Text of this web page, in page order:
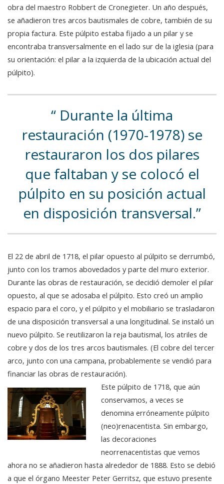
obra del maestro Robbert de Cronegieter. Un año después,
se añadieron tres arcos bautismales de cobre, también de su
propia factura. Este púlpito estaba fijado a un pilar y se
encontraba transversalmente en el lado sur de la iglesia (para
su orientación: el pilar a la izquierda de la ubicación actual del
púlpito).
Durante la última
restauración (1970-1978) se
restauraron los dos pilares
que faltaban y se colocó el
púlpito en su posición actual
en disposición transversal.
El 22 de abril de 1718, el pilar opuesto al púlpito se derrumbó,
junto con los tramos abovedados y parte del muro exterior.
Durante las obras de restauración, se decidió demoler el pilar
opuesto, al que se adosaba el púlpito. Esto creó un amplio
espacio para el coro, y el púlpito y el mobiliario se trasladaron
de una disposición transversal a una longitudinal. Se instaló un
nuevo púlpito. Se reutilizaron la reja bautismal, los atriles de
cobre y dos de los tres arcos bautismales. (El cobre del tercer
arco, junto con una campana, probablemente se vendió para
financiar las obras de restauración).
Este púlpito de 1718, que aún
conservamos, a veces se
denomina erróneamente púlpito
(neo)renacentista. Sin embargo,
las decoraciones
neorrenacentistas que vemos
ahora no se añadieron hasta alrededor de 1888. Esto se debió
a que el órgano Meester Peter Gerritsz, que estuvo presente